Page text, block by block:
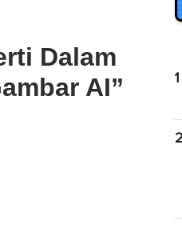
Dalam
AI”
1
2